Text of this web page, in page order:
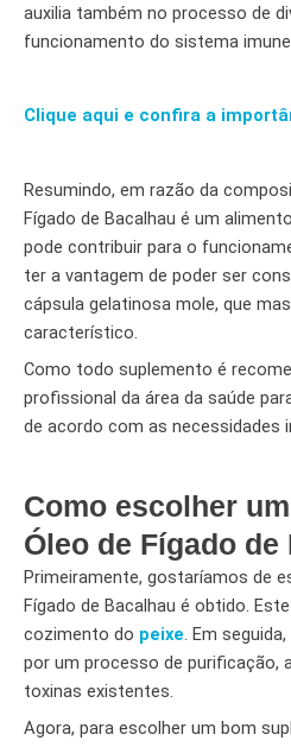
auxilia também no processo de
funcionamento do sistema
Clique aqui e confira a
Resumindo, em razão da
Fígado de Bacalhau é um
pode contribuir para o
ter a vantagem de poder ser
cápsula gelatinosa mole, que
característico.
Como todo suplemento é
profissional da área da saúde
de acordo com as necessidades
Como escolher
Óleo de Fígado de
Primeiramente, gostaríamos de
Fígado de Bacalhau é obtido.
cozimento do peixe. Em
por um processo de purificação,
toxinas existentes.
Agora, para escolher um bom